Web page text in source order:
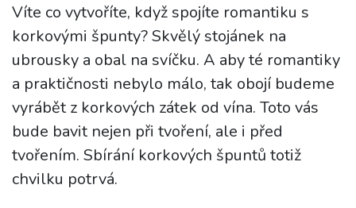
Víte co vytvoříte, když spojíte romantiku s
korkovými špunty? Skvělý stojánek na
ubrousky a obal na svíčku. A aby té romantiky
a praktičnosti nebylo málo, tak obojí budeme
vyrábět z korkových zátek od vína. Toto vás
bude bavit nejen při tvoření, ale i před
tvořením. Sbírání korkových špuntů totiž
chvilku potrvá.